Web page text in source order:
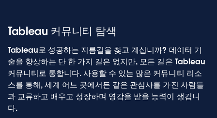
Tableau 커뮤니티 탐색
Tableau로 성공하는 지름길을 찾고 계십니까? 데이터 기
술을 향상하는 단 한 가지 길은 없지만, 모든 길은 Tableau
커뮤니티로 통합니다. 사용할 수 있는 많은 커뮤니티 리소
스를 통해, 세계 어느 곳에서든 같은 관심사를 가진 사람들
과 교류하고 배우고 성장하며 영감을 받을 능력이 생깁니
다.